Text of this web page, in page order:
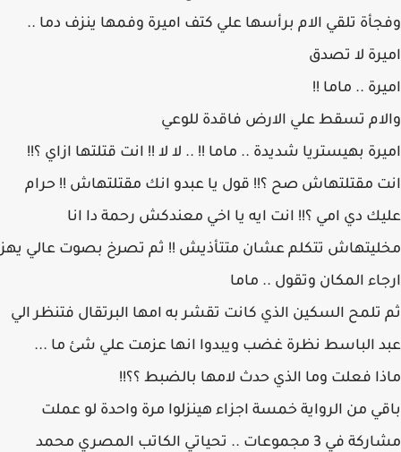
وفجأة تلقي الام برأسها علي كتف اميرة وفمها ينزف دما ..
اميرة لا تصدق
اميرة .. ماما !!
والام تسقط علي الارض فاقدة للوعي
اميرة بهيستريا شديدة .. ماما !! .. لا لا !! انت قتلتها ازاي ؟!!
انت مقتلتهاش صح ؟!! قول يا عبدو انك مقتلتهاش !! حرام
عليك دي امي ؟!! انت ايه يا اخي معندكش رحمة دا انا
مخليتهاش تتكلم عشان متتأذيش !! ثم تصرخ بصوت عالي يهز
ارجاء المكان وتقول .. ماما
ثم تلمح السكين الذي كانت تقشر به امها البرتقال فتنظر الي
عبد الباسط نظرة غضب ويبدوا انها عزمت علي شئ ما ...
ماذا فعلت وما الذي حدث لامها بالضبط ؟؟!!
باقي من الرواية خمسة اجزاء هينزلوا مرة واحدة لو عملت
مشاركة في 3 مجموعات .. تحياتي الكاتب المصري محمد